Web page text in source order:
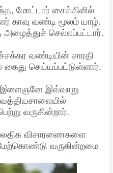
மோட்டார் சைக்கிளில்
வண்டி மூலம் யாழ்.
செல்லப்பட்டார்.
வண்டியின் சாரதி
செய்யப்பட்டுள்ளார்.
இளைஞனே இவ்வாறு
வருகின்றார்.
விசாரணைகளை
வருகின்றமை